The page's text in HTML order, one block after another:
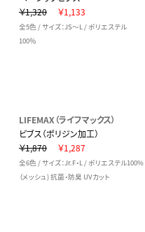
￥1,320
￥1,133
全5色 / サイズ：JS～L / ポリエステル
100％
LIFEMAX（ライフマックス）
ビブス（ポリジン加工）
￥1,870
￥1,287
全6色 / サイズ：Jr.F・L / ポリエステル100%
（メッシュ) 抗菌・防臭 UVカット